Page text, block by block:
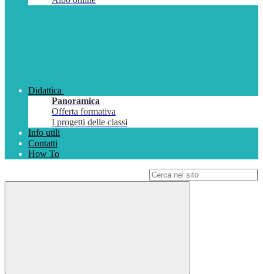
Didattica
Panoramica
Offerta formativa
I progetti delle classi
Info utili
Contatti
How To